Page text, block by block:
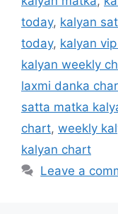
today, kalyan
today, kalyan
kalyan weekly
laxmi danka
satta matka
chart, weekly
kalyan chart
Leave a